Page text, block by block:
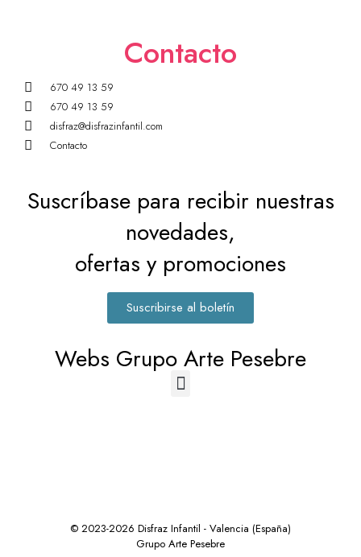
Contacto
670 49 13 59
670 49 13 59
disfraz@disfrazinfantil.com
Contacto
Suscríbase para recibir nuestras
novedades,
ofertas y promociones
Suscribirse al boletín
Webs Grupo Arte Pesebre
© 2023-2026 Disfraz Infantil - Valencia (España)
Grupo Arte Pesebre